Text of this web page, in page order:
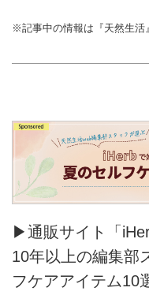
※記事中の情報は『天然生活
▶通販サイト「
10年以上の編集部
フケアアイテム10